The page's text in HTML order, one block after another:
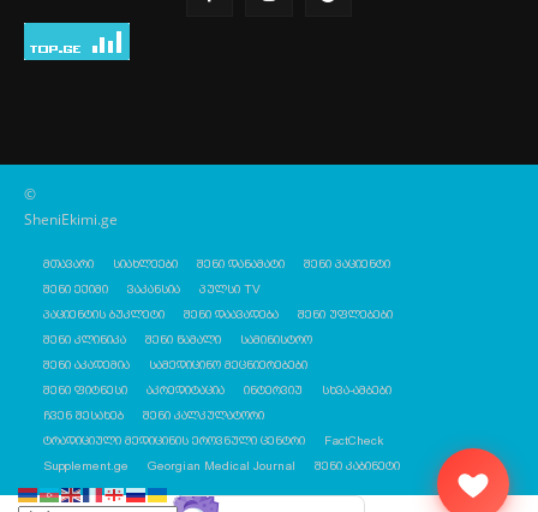
©
SheniEkimi.ge
მთავარი სიახლეები შენი დანამატი
შენი პაციენტი
შენი ექიმი
ვაკანსია
პულსი TV
პაციენტის ბუკლეტი
შენი დაავადება
შენი უფლებები
შენი კლინიკა
შენი წამალი
სამინისტრო
შენი აკადემია
სამედიცინო მეცნიერებები
შენი ფიტნესი
აკრედიტაცია ინტერვიუ
სხვა-ამბები
ჩვენ შესახებ
შენი კალკულატორი
ტრადიციული მედიცინის ეროვნული ცენტრი
FactCheck
Supplement.ge
Georgian Medical Journal შენი კაბინეტი